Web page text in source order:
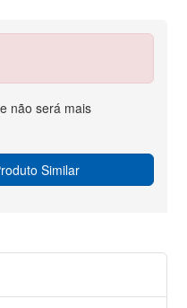
não será mais
Similar